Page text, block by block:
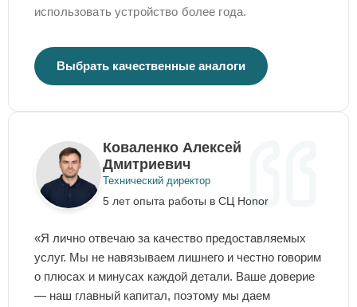
использовать устройство более года.
Выбрать качественные аналоги
Коваленко Алексей
Дмитриевич
Технический директор
5 лет опыта работы в СЦ Honor
«Я лично отвечаю за качество предоставляемых
услуг. Мы не навязываем лишнего и честно говорим
о плюсах и минусах каждой детали. Ваше доверие
— наш главный капитал, поэтому мы даем